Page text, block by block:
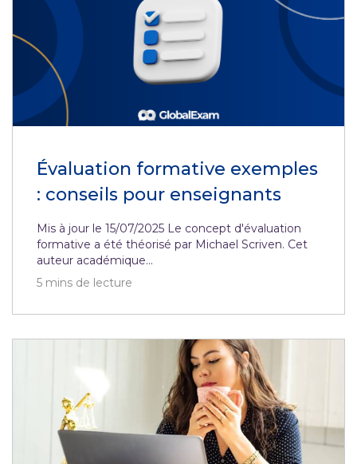
Évaluation formative exemples
: conseils pour enseignants
Mis à jour le 15/07/2025 Le concept d'évaluation
formative a été théorisé par Michael Scriven. Cet
auteur académique...
5 mins de lecture